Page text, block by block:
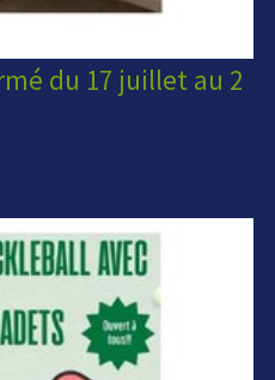
du 17 juillet au 2